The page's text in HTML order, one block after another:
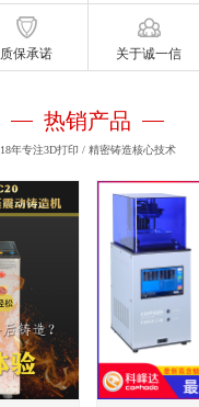
质保承诺 关于诚一信
热销产品
18年专注3D打印 / 精密铸造核心技术